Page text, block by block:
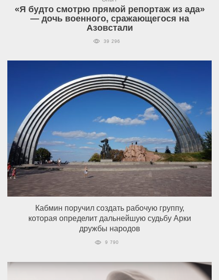
«Я будто смотрю прямой репортаж из ада»
— дочь военного, сражающегося на
Азовстали
39 296
Кабмин поручил создать рабочую группу,
которая определит дальнейшую судьбу Арки
дружбы народов
9 790